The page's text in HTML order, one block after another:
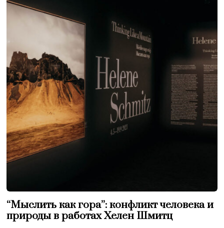
“Мыслить как гора”: конфликт человека и
природы в работах Хелен Шмитц